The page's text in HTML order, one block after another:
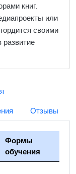
книг.
или
своими
развитие
Отзывы
Формы
обучения